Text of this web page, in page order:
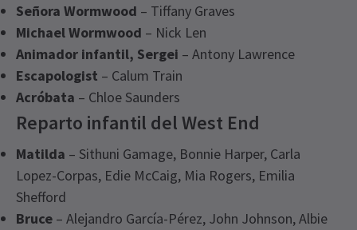
Señora Wormwood – Tiffany Graves
Michael Wormwood – Nick Len
Animador infantil, Sergei – Antony Lawrence
Escapologist – Calum Train
Acróbata – Chloe Saunders
Reparto infantil del West End
Matilda – Sithuni Gamage, Bonnie Harper, Carla
Lopez-Corpas, Edie McCaig, Mia Rogers, Emilia
Shefford
Bruce – Alejandro García-Pérez, John Johnson, Albie